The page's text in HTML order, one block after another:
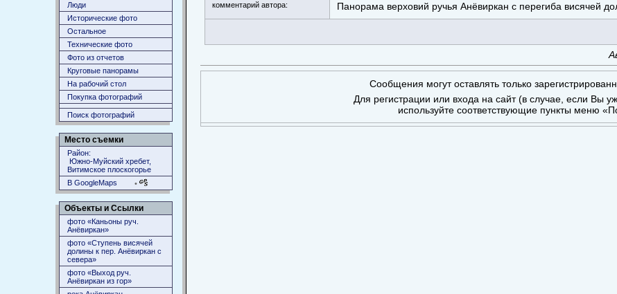
Люди
Исторические фото
Остальное
Технические фото
Фото из отчетов
Круговые панорамы
На рабочий стол
Покупка фотографий
Поиск фотографий
Место съемки
Район:
Южно-Муйский хребет,
Витимское плоскогорье
В GoogleMaps
•
Объекты и Ссылки
фото «Каньоны руч.
Анёвиркан»
фото «Ступень висячей
долины к пер. Анёвиркан с
севера»
фото «Выход руч.
Анёвиркан из гор»
комментарий автора:
Панорама верховий ручья Анёвиркан с перегиба висячей
Сообщения могут оставлять только
Для регистрации или входа на сайт (в случае, если Вы
используйте соответствующие пункты меню